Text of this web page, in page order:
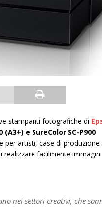
stampanti fotografiche di
(A3+) e SureColor SC-P900
per artisti, case di produzione
facilmente immagini
nei settori creativi, che